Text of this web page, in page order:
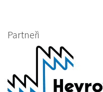
Partneři